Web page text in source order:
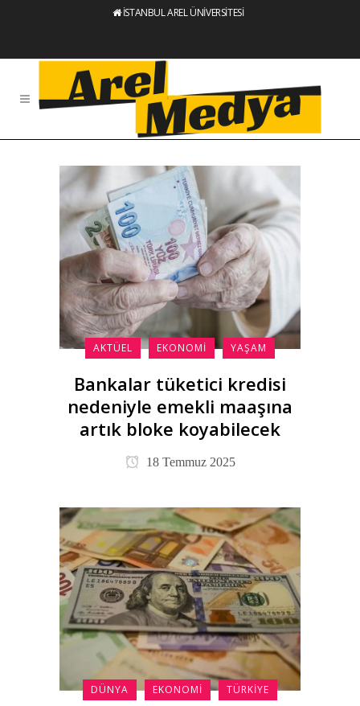
İSTANBUL AREL ÜNİVERSİTESİ
AKTÜEL EKONOMI YAŞAM
Bankalar tüketici kredisi
nedeniyle emekli maaşına
artık bloke koyabilecek
18 Temmuz 2025
DÜNYA EKONOMI TÜRKIYE